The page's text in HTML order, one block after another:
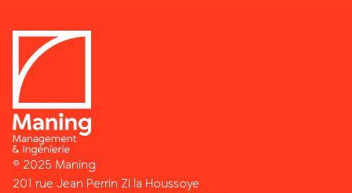
© 2025 Maning
201 rue Jean Perrin ZI la Houssoye